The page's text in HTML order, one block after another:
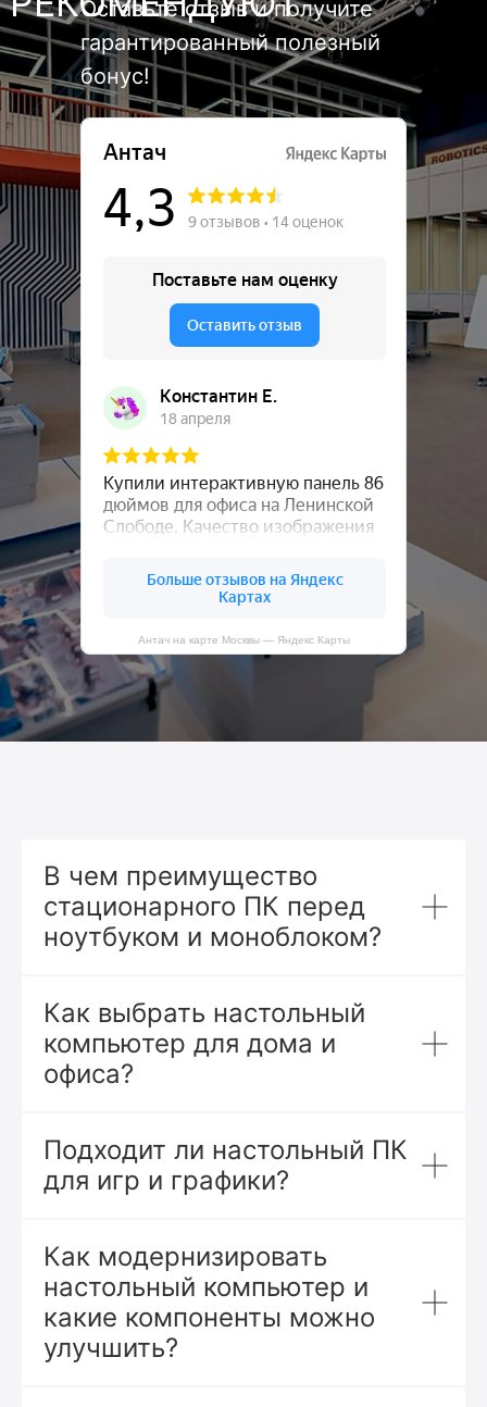
Антач на карте Москвы — Яндекс Карты
Оставьте отзыв и получите
гарантированный полезный
бонус!
В чем преимущество
стационарного ПК перед
ноутбуком и моноблоком?
Как выбрать настольный
компьютер для дома и
офиса?
Подходит ли настольный ПК
для игр и графики?
Как модернизировать
настольный компьютер и
какие компоненты можно
улучшить?